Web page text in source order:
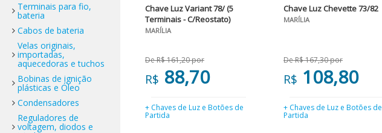
Terminais para fio,
bateria
Cabos de bateria
Velas originais,
importadas,
aquecedoras e tuchos
Bobinas de ignição
plásticas e Óleo
Condensadores
Reguladores de
voltagem, diodos e
Chave Luz Variant 78/ (5
Terminais - C/Reostato)
MARÍLIA
De R$ 161,20 por
R$ 88,70
+ Chaves de Luz e Botões de
Partida
Chave Luz Chevette 73/82
MARÍLIA
De R$ 167,30 por
R$ 108,80
+ Chaves de Luz e Botões de
Partida